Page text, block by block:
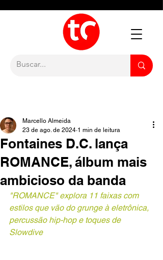
Fontaines D.C. lança
ROMANCE, álbum mais
ambicioso da banda
Marcello Almeida
23 de ago. de 2024 1 min de leitura
"ROMANCE" explora 11 faixas com
estilos que vão do grunge à eletrônica,
percussão hip-hop e toques de
Slowdive